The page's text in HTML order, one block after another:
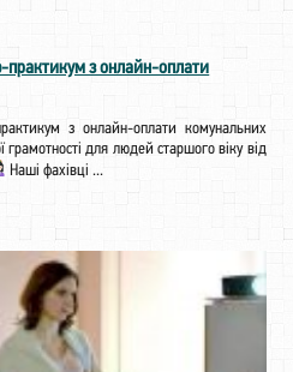
практикум з онлайн-оплати
з онлайн-оплати комунальних
для людей старшого віку від
Наші фахівці ...